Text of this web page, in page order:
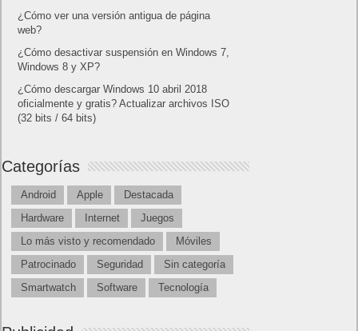
¿Cómo ver una versión antigua de página
web?
¿Cómo desactivar suspensión en Windows 7,
Windows 8 y XP?
¿Cómo descargar Windows 10 abril 2018
oficialmente y gratis? Actualizar archivos ISO
(32 bits / 64 bits)
Categorías
Android Apple
Destacada
Hardware
Internet
Juegos
Lo más visto y recomendado
Móviles
Patrocinado
Seguridad
Sin categoría
Smartwatch
Software Tecnología